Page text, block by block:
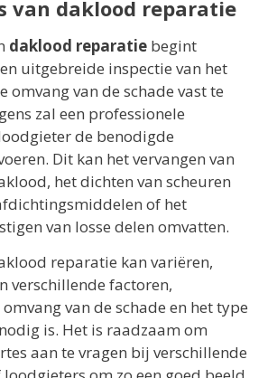
van daklood reparatie
daklood reparatie begint
uitgebreide inspectie van het
omvang van de schade vast te
zal een professionele
de benodigde
Dit kan het vervangen van
het dichten van scheuren
of het
van losse delen omvatten.
reparatie kan variëren,
verschillende factoren,
van de schade en het type
is. Het is raadzaam om
aan te vragen bij verschillende